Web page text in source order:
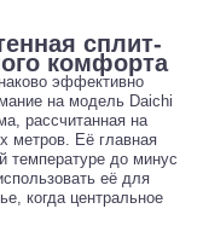
сплит-
комфорта
эффективно
на модель Daichi
рассчитанная на
метров. Её главная
температуре до минус
её для
когда центральное